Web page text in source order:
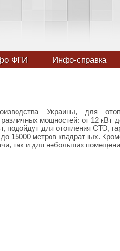
ФГИ Инфо-справка
Украины, для
мощностей: от 12 кВт
подойдут для отопления СТО,
15000 метров квадратных.
так и для небольших